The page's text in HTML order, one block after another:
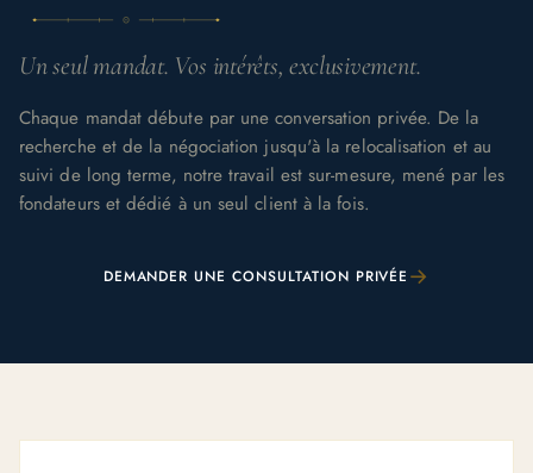
Un seul mandat. Vos intérêts, exclusivement.
Chaque mandat débute par une conversation privée. De la
recherche et de la négociation jusqu'à la relocalisation et au
suivi de long terme, notre travail est sur-mesure, mené par les
fondateurs et dédié à un seul client à la fois.
DEMANDER UNE CONSULTATION PRIVÉE →